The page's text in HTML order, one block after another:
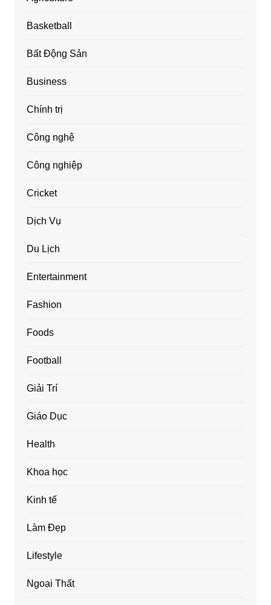
Basketball
Bất Động Sản
Business
Chính trị
Công nghệ
Công nghiệp
Cricket
Dịch Vụ
Du Lịch
Entertainment
Fashion
Foods
Football
Giải Trí
Giáo Dục
Health
Khoa học
Kinh tế
Làm Đẹp
Lifestyle
Ngoại Thất